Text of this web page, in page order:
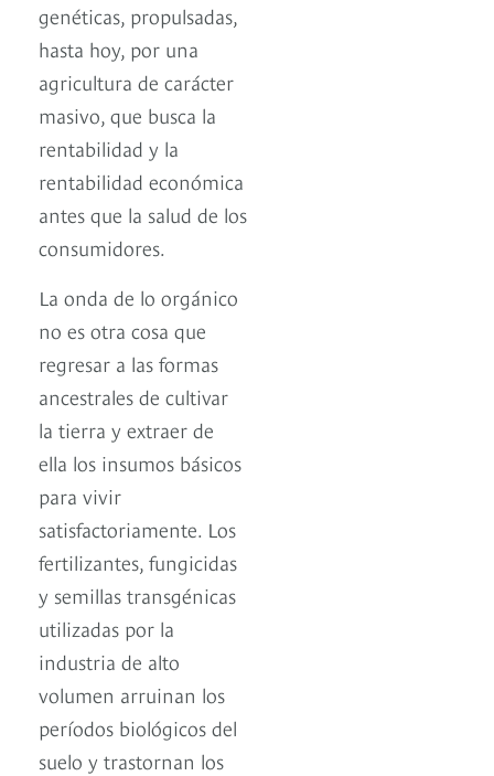
genéticas, propulsadas,
hasta hoy, por una
agricultura de carácter
masivo, que busca la
rentabilidad y la
rentabilidad económica
antes que la salud de los
consumidores.
La onda de lo orgánico
no es otra cosa que
regresar a las formas
ancestrales de cultivar
la tierra y extraer de
ella los insumos básicos
para vivir
satisfactoriamente. Los
fertilizantes, fungicidas
y semillas transgénicas
utilizadas por la
industria de alto
volumen arruinan los
períodos biológicos del
suelo y trastornan los